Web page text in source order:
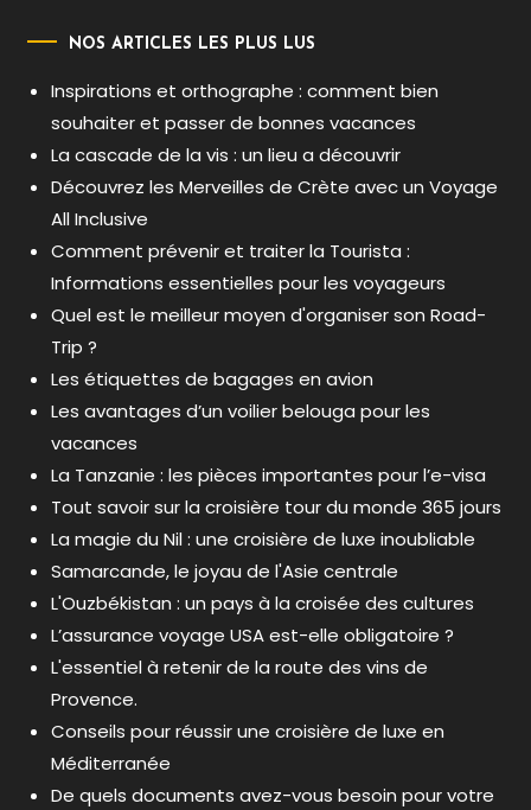
NOS ARTICLES LES PLUS LUS
Inspirations et orthographe : comment bien
souhaiter et passer de bonnes vacances
La cascade de la vis : un lieu a découvrir
Découvrez les Merveilles de Crète avec un Voyage
All Inclusive
Comment prévenir et traiter la Tourista :
Informations essentielles pour les voyageurs
Quel est le meilleur moyen d'organiser son Road-
Trip ?
Les étiquettes de bagages en avion
Les avantages d’un voilier belouga pour les
vacances
La Tanzanie : les pièces importantes pour l’e-visa
Tout savoir sur la croisière tour du monde 365 jours
La magie du Nil : une croisière de luxe inoubliable
Samarcande, le joyau de l'Asie centrale
L'Ouzbékistan : un pays à la croisée des cultures
L’assurance voyage USA est-elle obligatoire ?
L'essentiel à retenir de la route des vins de
Provence.
Conseils pour réussir une croisière de luxe en
Méditerranée
De quels documents avez-vous besoin pour votre